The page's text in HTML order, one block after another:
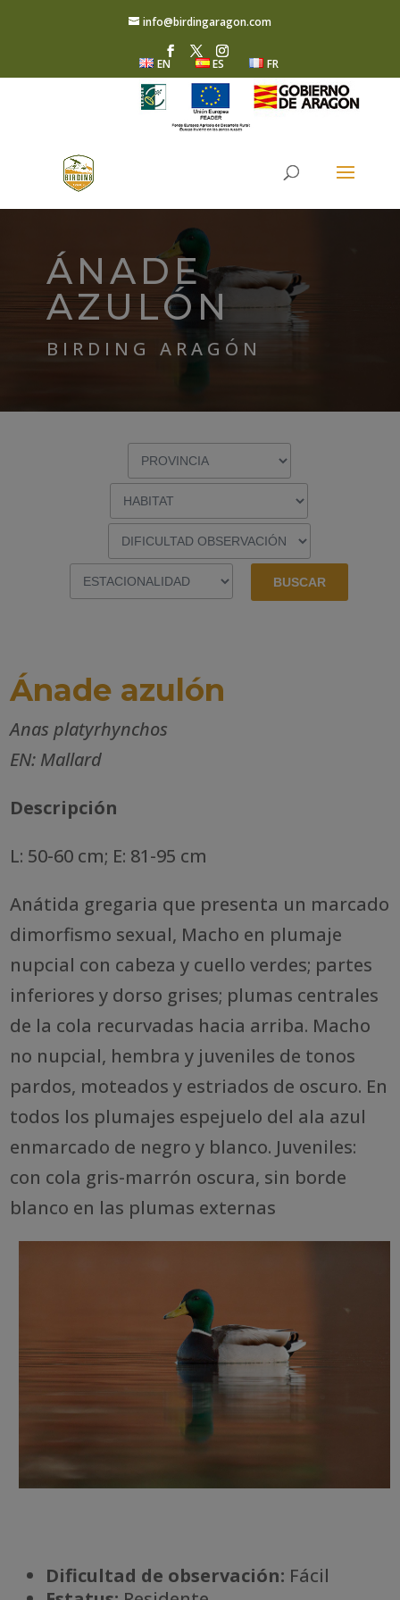
info@birdingaragon.com
EN ES FR
ÁNADE
AZULÓN
BIRDING ARAGÓN
Ánade azulón
Anas platyrhynchos
EN: Mallard
Descripción
L: 50-60 cm; E: 81-95 cm
Anátida gregaria que presenta un marcado
dimorfismo sexual, Macho en plumaje
nupcial con cabeza y cuello verdes; partes
inferiores y dorso grises; plumas centrales
de la cola recurvadas hacia arriba. Macho
no nupcial, hembra y juveniles de tonos
pardos, moteados y estriados de oscuro. En
todos los plumajes espejuelo del ala azul
enmarcado de negro y blanco. Juveniles:
con cola gris-marrón oscura, sin borde
blanco en las plumas externas
Dificultad de observación: Fácil